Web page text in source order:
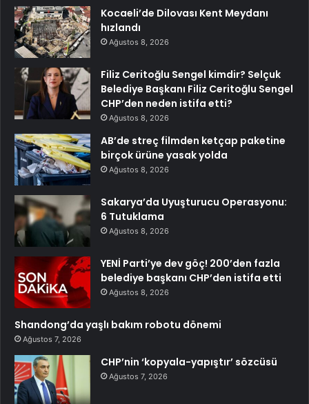
Kocaeli’de Dilovası Kent Meydanı
hızlandı
Ağustos 8, 2026
Filiz Ceritoğlu Sengel kimdir? Selçuk
Belediye Başkanı Filiz Ceritoğlu Sengel
CHP’den neden istifa etti?
Ağustos 8, 2026
AB’de streç filmden ketçap paketine
birçok ürüne yasak yolda
Ağustos 8, 2026
Sakarya’da Uyuşturucu Operasyonu:
6 Tutuklama
Ağustos 8, 2026
YENİ Parti’ye dev göç! 200’den fazla
belediye başkanı CHP’den istifa etti
Ağustos 8, 2026
Shandong’da yaşlı bakım robotu dönemi
Ağustos 7, 2026
CHP’nin ‘kopyala-yapıştır’ sözcüsü
Ağustos 7, 2026